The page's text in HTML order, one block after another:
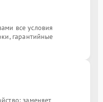
все условия
гарантийные
заменяет